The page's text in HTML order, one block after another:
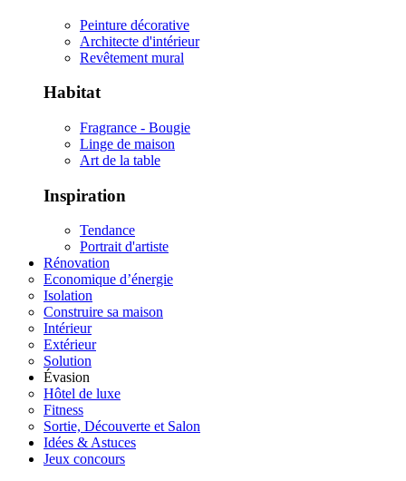
Peinture décorative
Architecte d'intérieur
Revêtement mural
Habitat
Fragrance - Bougie
Linge de maison
Art de la table
Inspiration
Tendance
Portrait d'artiste
Rénovation
Economique d’énergie
Isolation
Construire sa maison
Intérieur
Extérieur
Solution
Évasion
Hôtel de luxe
Fitness
Sortie, Découverte et Salon
Idées & Astuces
Jeux concours